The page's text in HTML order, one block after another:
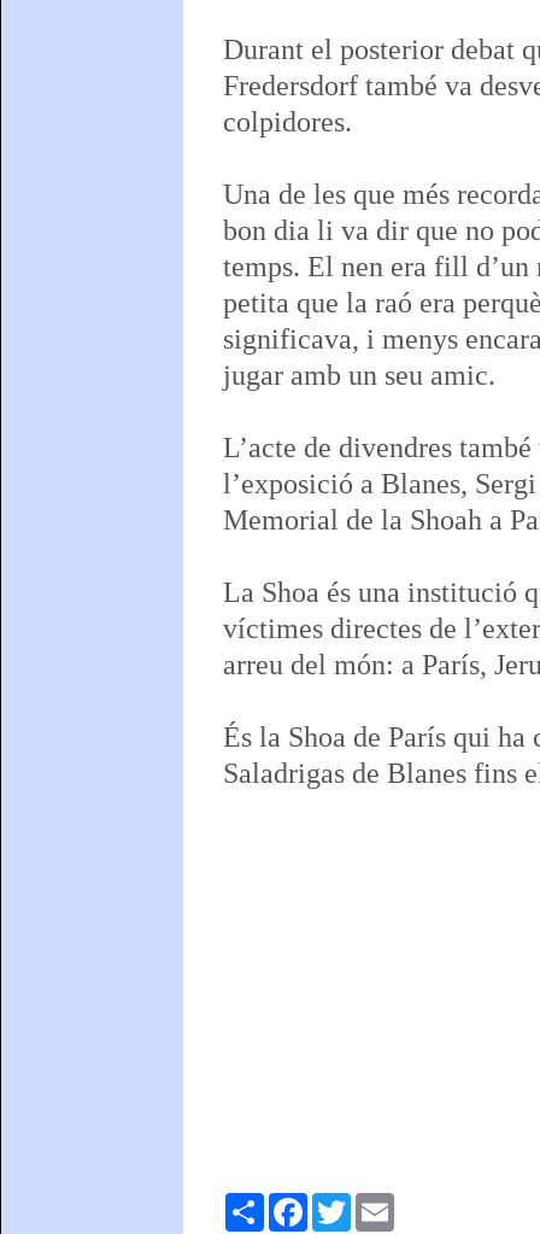
Durant el posterior debat
Fredersdorf també va
colpidores.
Una de les que més
bon dia li va dir que no
temps. El nen era fill
petita que la raó era
significava, i menys
jugar amb un seu amic.
L’acte de divendres
l’exposició a Blanes,
Memorial de la Shoah a
La Shoa és una institució
víctimes directes de
arreu del món: a París,
És la Shoa de París qui
Saladrigas de Blanes fins
ComparteixFacebookTwitter